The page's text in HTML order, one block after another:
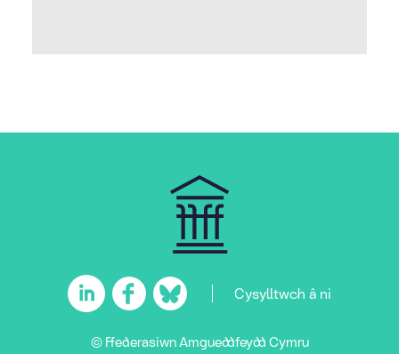
Cysylltwch â ni
© Ffederasiwn Amgueddfeydd Cymru